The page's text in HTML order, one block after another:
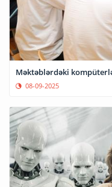
Məktəblərdəki
08-09-2025